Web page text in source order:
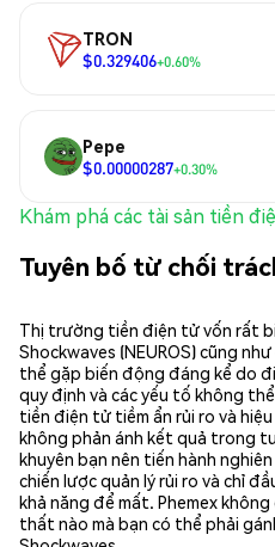
TRON
$0.329406+0.60%
Pepe
$0.00000287+0.30%
Khám phá các tài sản tiền
Tuyên bố từ chối
Thị trường tiền điện tử vốn rất
Shockwaves (NEUROS) cũng
thể gặp biến động đáng kể do
quy định và các yếu tố không
tiền điện tử tiềm ẩn rủi ro và
không phản ánh kết quả trong
khuyên bạn nên tiến hành
chiến lược quản lý rủi ro và chỉ
khả năng để mất. Phemex
thất nào mà bạn có thể phải